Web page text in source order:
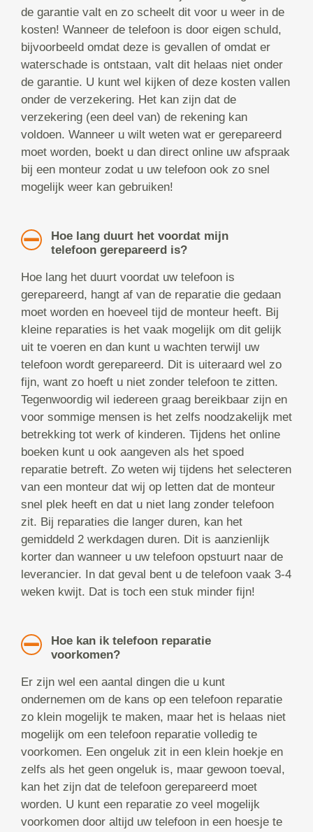
de garantie valt en zo scheelt dit voor u weer in de
kosten! Wanneer de telefoon is door eigen schuld,
bijvoorbeeld omdat deze is gevallen of omdat er
waterschade is ontstaan, valt dit helaas niet onder
de garantie. U kunt wel kijken of deze kosten vallen
onder de verzekering. Het kan zijn dat de
verzekering (een deel van) de rekening kan
voldoen. Wanneer u wilt weten wat er gerepareerd
moet worden, boekt u dan direct online uw afspraak
bij een monteur zodat u uw telefoon ook zo snel
mogelijk weer kan gebruiken!
Hoe lang duurt het voordat mijn
telefoon gerepareerd is?
Hoe lang het duurt voordat uw telefoon is
gerepareerd, hangt af van de reparatie die gedaan
moet worden en hoeveel tijd de monteur heeft. Bij
kleine reparaties is het vaak mogelijk om dit gelijk
uit te voeren en dan kunt u wachten terwijl uw
telefoon wordt gerepareerd. Dit is uiteraard wel zo
fijn, want zo hoeft u niet zonder telefoon te zitten.
Tegenwoordig wil iedereen graag bereikbaar zijn en
voor sommige mensen is het zelfs noodzakelijk met
betrekking tot werk of kinderen. Tijdens het online
boeken kunt u ook aangeven als het spoed
reparatie betreft. Zo weten wij tijdens het selecteren
van een monteur dat wij op letten dat de monteur
snel plek heeft en dat u niet lang zonder telefoon
zit. Bij reparaties die langer duren, kan het
gemiddeld 2 werkdagen duren. Dit is aanzienlijk
korter dan wanneer u uw telefoon opstuurt naar de
leverancier. In dat geval bent u de telefoon vaak 3-4
weken kwijt. Dat is toch een stuk minder fijn!
Hoe kan ik telefoon reparatie
voorkomen?
Er zijn wel een aantal dingen die u kunt
ondernemen om de kans op een telefoon reparatie
zo klein mogelijk te maken, maar het is helaas niet
mogelijk om een telefoon reparatie volledig te
voorkomen. Een ongeluk zit in een klein hoekje en
zelfs als het geen ongeluk is, maar gewoon toeval,
kan het zijn dat de telefoon gerepareerd moet
worden. U kunt een reparatie zo veel mogelijk
voorkomen door altijd uw telefoon in een hoesje te